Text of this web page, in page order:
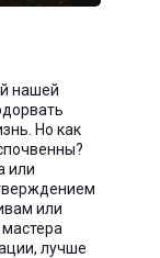
нашей
Но как
или
или
лучше